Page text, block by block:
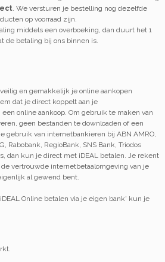
. We versturen je bestelling nog dezelfde
op voorraad zijn.
middels een overboeking, dan duurt het 1
de betaling bij ons binnen is.
en gemakkelijk je online aankopen
dat je direct koppelt aan je
online aankoop. Om gebruik te maken van
geen bestanden te downloaden of een
gebruik van internetbankieren bij ABN AMRO,
Rabobank, RegioBank, SNS Bank, Triodos
dan kun je direct met iDEAL betalen. Je rekent
vertrouwde internetbetaalomgeving van je
al gewend bent.
Online betalen via je eigen bank' kun je